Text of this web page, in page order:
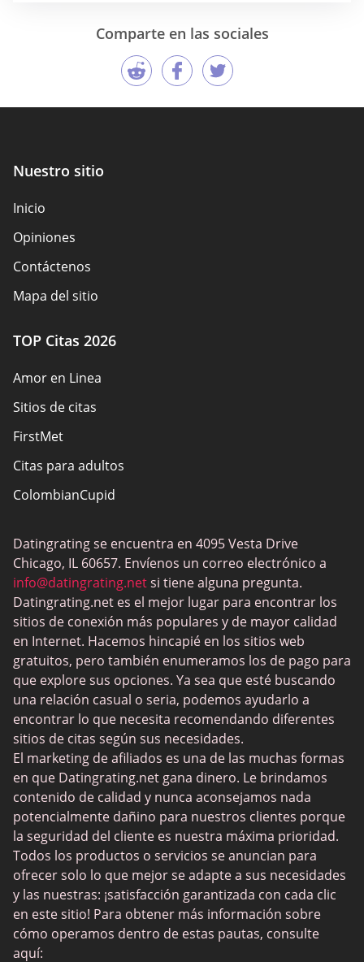
Comparte en las sociales
Nuestro sitio
Inicio
Opiniones
Contáctenos
Mapa del sitio
TOP Citas 2026
Amor en Linea
Sitios de citas
FirstMet
Citas para adultos
ColombianCupid
MeetMindful
Citas BDSM
BBPeopleMeet
Sitios Sugar Daddy
JPeopleMeet
Trans Dating
Sitios de citas para personas mayores
MyLOL
Citas gay
Citas lesbianas
Sitios de citas negras
SugarDaddyMeet
LatinAmericanCupid
CatholicMatch
Datingrating se encuentra en 4095 Vesta Drive
Chicago, IL 60657. Envíenos un correo electrónico a
info@datingrating.netsi tiene alguna pregunta.
Datingrating.net es el mejor lugar para encontrar los
sitios de conexión más populares y de mayor calidad
en Internet. Hacemos hincapié en los sitios web
gratuitos, pero también enumeramos los de pago para
que explore sus opciones. Ya sea que esté buscando
una relación casual o seria, podemos ayudarlo a
encontrar lo que necesita recomendando diferentes
sitios de citas según sus necesidades.
El marketing de afiliados es una de las muchas formas
en que Datingrating.net gana dinero. Le brindamos
contenido de calidad y nunca aconsejamos nada
potencialmente dañino para nuestros clientes porque
la seguridad del cliente es nuestra máxima prioridad.
Todos los productos o servicios se anuncian para
ofrecer solo lo que mejor se adapte a sus necesidades
y las nuestras: ¡satisfacción garantizada con cada clic
en este sitio! Para obtener más información sobre
cómo operamos dentro de estas pautas, consulte
aquí: